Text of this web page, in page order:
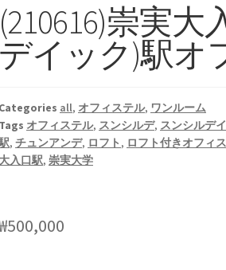
(210616)崇実
デイック)駅オ
Categories all, オフィステル, ワンルーム
Tags オフィステル, スンシルデ, スンシルデ
, チュンアンデ, ロフト , ロフト付きオフィ
大入口駅, 崇実大学
500,000